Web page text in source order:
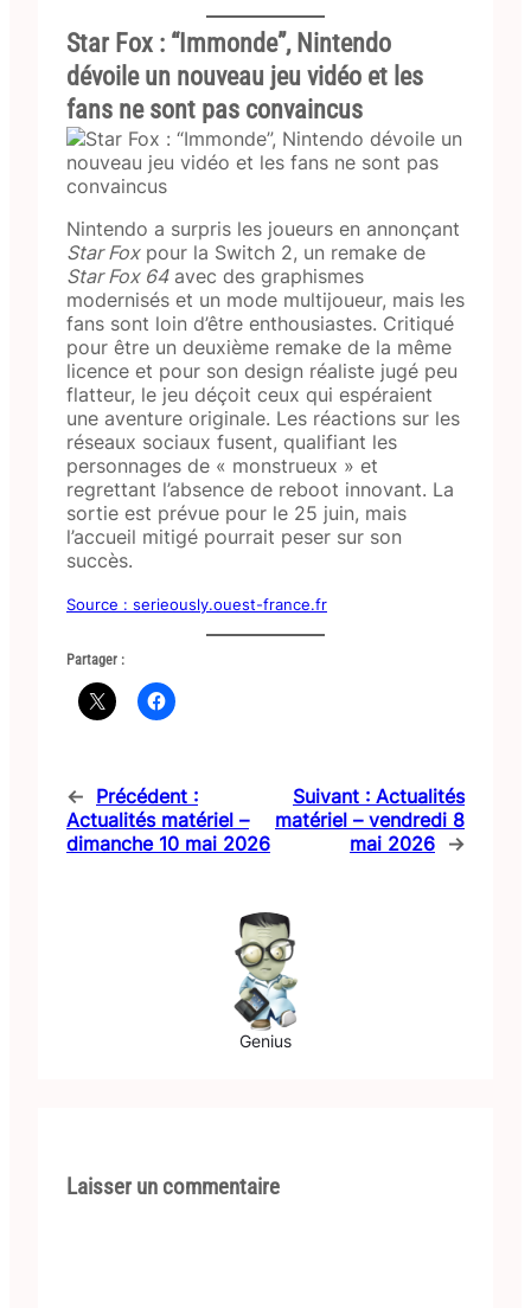
Star Fox : “Immonde”, Nintendo
dévoile un nouveau jeu vidéo et les
fans ne sont pas convaincus
Nintendo a surpris les joueurs en annonçant
Star Foxpour la Switch 2, un remake de
Star Fox 64avec des graphismes
modernisés et un mode multijoueur, mais les
fans sont loin d’être enthousiastes. Critiqué
pour être un deuxième remake de la même
licence et pour son design réaliste jugé peu
flatteur, le jeu déçoit ceux qui espéraient
une aventure originale. Les réactions sur les
réseaux sociaux fusent, qualifiant les
personnages de « monstrueux » et
regrettant l’absence de reboot innovant. La
sortie est prévue pour le 25 juin, mais
l’accueil mitigé pourrait peser sur son
succès.
Source : serieously.ouest-france.fr
Partager :
← Précédent :
Actualités matériel –
dimanche 10 mai 2026
Suivant : Actualités
matériel – vendredi 8
mai 2026 →
Genius
Laisser un commentaire